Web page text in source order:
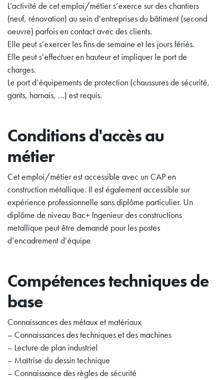
L’activité de cet emploi/métier s’exerce sur des chantiers
(neuf, rénovation) au sein d’entreprises du bâtiment (second
oeuvre) parfois en contact avec des clients.
Elle peut s’exercer les fins de semaine et les jours fériés.
Elle peut s’effectuer en hauteur et impliquer le port de
charges.
Le port d’équipements de protection (chaussures de sécurité,
gants, harnais, …) est requis.
Conditions d'accès au
métier
Cet emploi/métier est accessible avec un CAP en
construction métallique. Il est également accessible sur
expérience professionnelle sans diplôme particulier. Un
diplôme de niveau Bac+ Ingenieur des constructions
metallique peut être demandé pour les postes
d’encadrement d’équipe
Compétences techniques de
base
Connaissances des métaux et matériaux
– Connaissances des techniques et des machines
– Lecture de plan industriel
– Maîtrise du dessin technique
– Connaissance des règles de sécurité